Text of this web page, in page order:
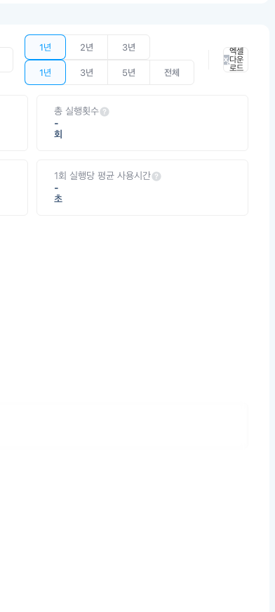
1년 2년 3년
1년 3년 5년 전체
엑셀
다운
로드
총 실행횟수
-
회
1회 실행당 평균 사용시간
-
초